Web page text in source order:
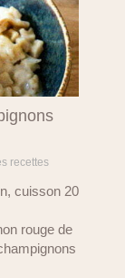
recettes
cuisson 20
rouge de